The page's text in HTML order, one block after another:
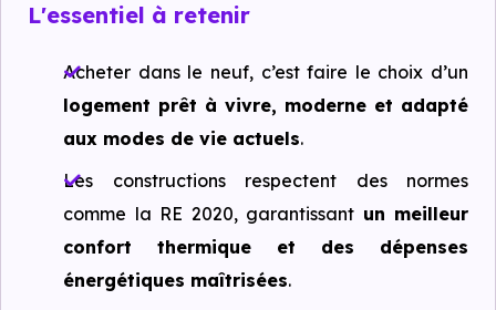
Ressources
Financer
L'essentiel à retenir
Acheter dans le neuf, c’est faire le choix d’un
logement prêt à vivre, moderne et adapté
aux modes de vie actuels.
Les constructions respectent des normes
comme la RE 2020, garantissant un meilleur
confort thermique et des dépenses
énergétiques maîtrisées.